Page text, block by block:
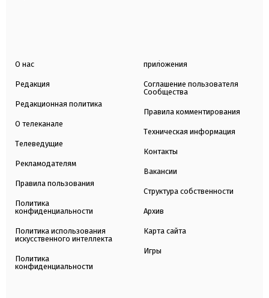
О нас
Редакция
Редакционная политика
О телеканале
Телеведущие
Рекламодателям
Правила пользования
Политика
конфиденциальности
Политика использования
искусственного интеллекта
Политика
конфиденциальности
приложения
Соглашение пользователя
Сообщества
Правила комментирования
Техническая информация
Контакты
Вакансии
Структура собственности
Архив
Карта сайта
Игры